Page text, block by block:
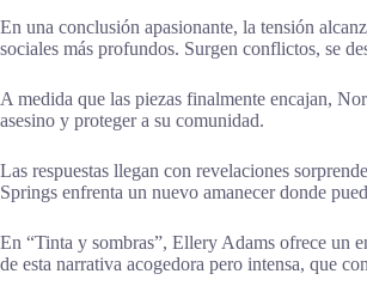
En una conclusión apasionante, la tensión
sociales más profundos. Surgen conflictos, se
A medida que las piezas finalmente encajan,
asesino y proteger a su comunidad.
Las respuestas llegan con revelaciones
Springs enfrenta un nuevo amanecer donde
En “Tinta y sombras”, Ellery Adams ofrece un
de esta narrativa acogedora pero intensa, que